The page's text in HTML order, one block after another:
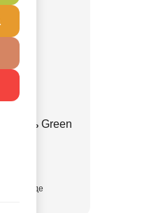
ветвь Green
на складе